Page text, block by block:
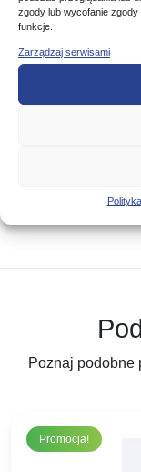
zgody lub wycofanie
funkcje.
Zarządzaj serwisami
TKANINA 4D –
Zasady użytkowania:
Pranie nie
Nie wybielać! Nie
Kod Produktu:
Poznaj podobne
Promocja!